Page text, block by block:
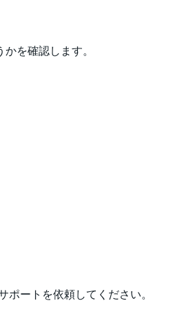
を確認します。
ポートを依頼してください。